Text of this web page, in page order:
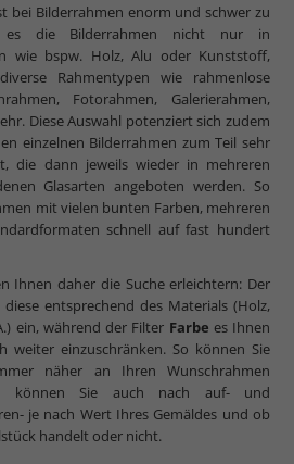
bei Bilderrahmen enorm und schwer zu
es die Bilderrahmen nicht nur in
wie bspw. Holz, Alu oder Kunststoff,
Rahmentypen wie rahmenlose
Fotorahmen, Galerierahmen,
Diese Auswahl potenziert sich zudem
einzelnen Bilderrahmen zum Teil sehr
die dann jeweils wieder in mehreren
Glasarten angeboten werden. So
mit vielen bunten Farben, mehreren
schnell auf fast hundert
Ihnen daher die Suche erleichtern: Der
diese entsprechend des Materials (Holz,
ein, während der Filter Farbe es Ihnen
weiter einzuschränken. So können Sie
näher an Ihren Wunschrahmen
können Sie auch nach auf- und
je nach Wert Ihres Gemäldes und ob
handelt oder nicht.